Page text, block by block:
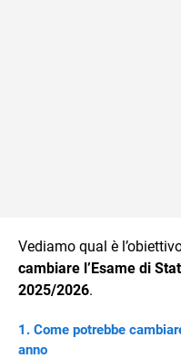
Vediamo qual è
cambiare l’Esame di
2025/2026.
Come potrebbe
anno